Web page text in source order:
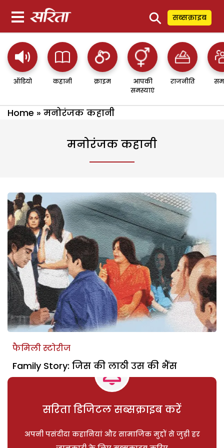
⚲ सब्सक्राइब
ऑडियो कहानी क्राइम
आपकी
समस्याएं
राजनीति
Home » मनोरंजक कहानी
मनोरंजक कहानी
फैमिली स्टोरीज
Family Story: जिस की लाठी उस की भैंस
सरिता डिजिटल सब्सक्राइब करें
अपनी पसंदीदा कहानियां और सामाजिक मुद्दों से जुड़ी हर